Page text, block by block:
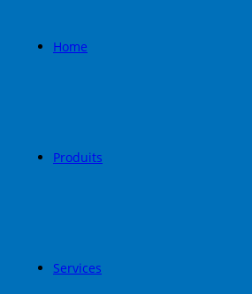
Home
Produits
Services